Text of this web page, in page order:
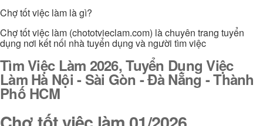
Chợ tốt việc làm là gì?
Chợ tốt việc làm (chototvieclam.com) là chuyên trang tuyển
dụng nơi kết nối nhà tuyển dụng và người tìm việc
Tìm Việc Làm 2026, Tuyển Dụng Việc
Làm Hà Nội - Sài Gòn - Đà Nẵng - Thành
Phố HCM